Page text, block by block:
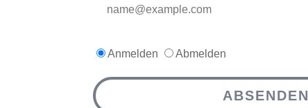
Anmelden Abmelden
ABSENDEN